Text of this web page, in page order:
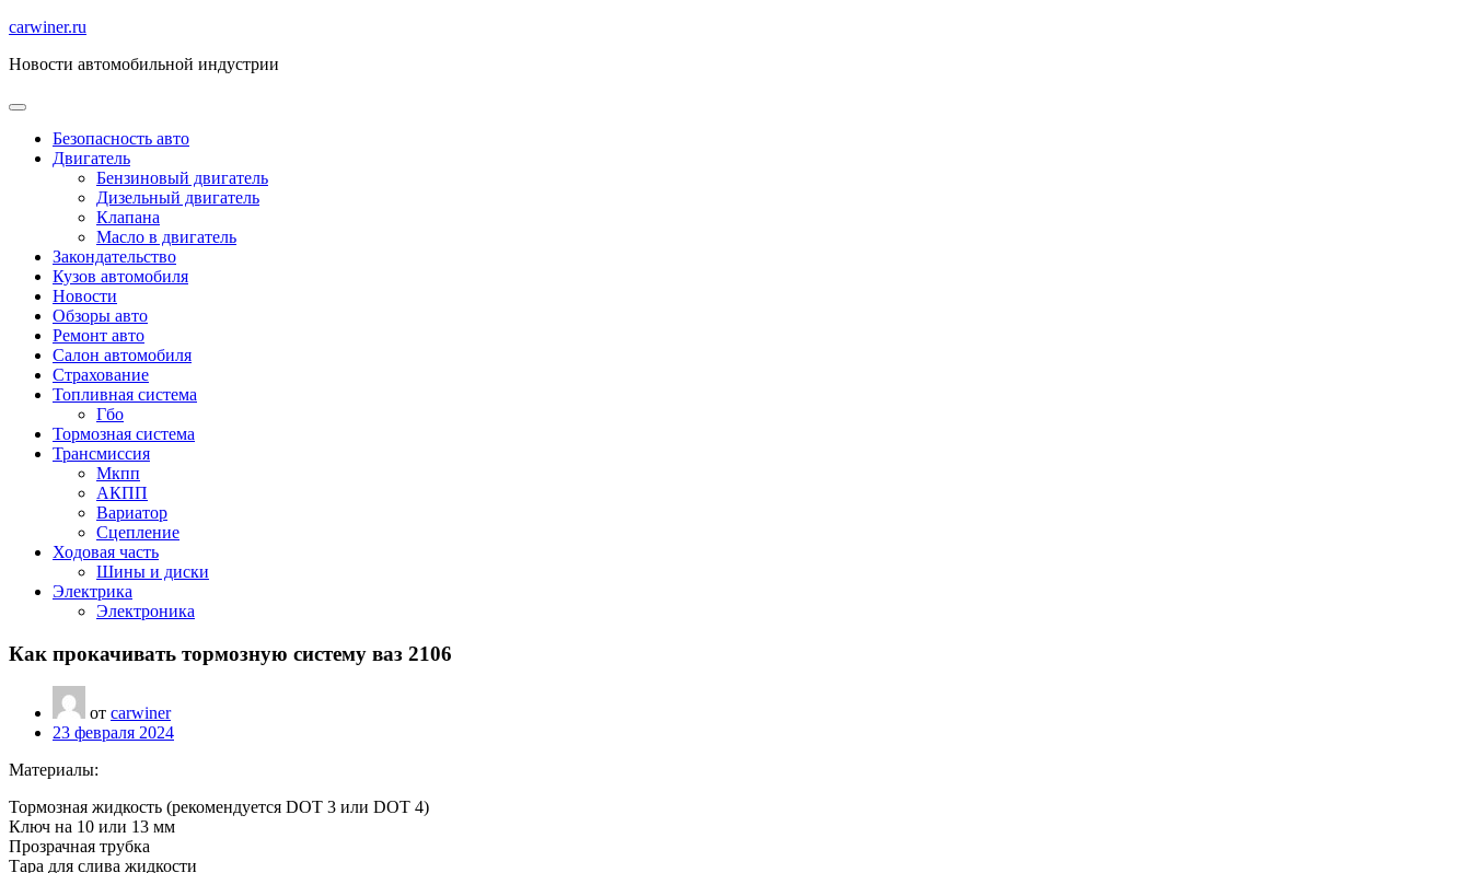
Перейти
содержимому
carwiner.ru
Новости автомобильной индустрии
Безопасность авто
Двигатель
Бензиновый двигатель
Дизельный двигатель
Клапана
Масло в двигатель
Закондательство
Кузов автомобиля
Новости
Обзоры авто
Ремонт авто
Салон автомобиля
Страхование
Топливная система
Гбо
Тормозная система
Трансмиссия
Мкпп
АКПП
Вариатор
Сцепление
Ходовая часть
Шины и диски
Электрика
Электроника
Как прокачивать тормозную систему ваз 2106
от carwiner
23 февраля 2024
Материалы:
Тормозная жидкость (рекомендуется DOT 3 или DOT 4)
Ключ на 10 или 13 мм
Прозрачная трубка
Тара для слива жидкости